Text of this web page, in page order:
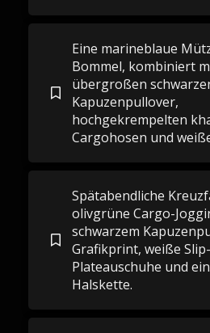
Eine marineblaue
Bommel, kombiniert
übergroßen
Kapuzenpullover,
hochgekrempelten
Cargohosen und
Spätabendliche
olivgrüne Cargo-
schwarzem
Grafikprint, weiße
Plateauschuhe und
Halskette.